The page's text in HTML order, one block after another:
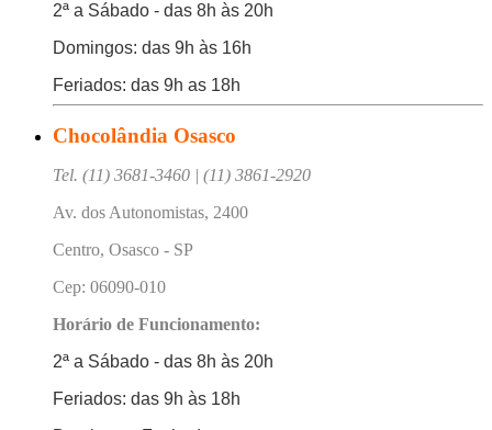
2ª a Sábado - das 8h às 20h
Domingos: das 9h às 16h
Feriados: das 9h as 18h
Chocolândia Osasco
Tel. (11) 3681-3460 | (11) 3861-2920
Av. dos Autonomistas, 2400
Centro, Osasco - SP
Cep: 06090-010
Horário de Funcionamento:
2ª a Sábado - das 8h às 20h
Feriados: das 9h às 18h